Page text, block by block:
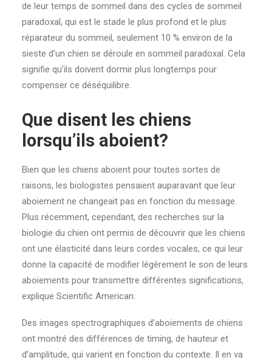
de leur temps de sommeil dans des cycles de sommeil
paradoxal, qui est le stade le plus profond et le plus
réparateur du sommeil, seulement 10 % environ de la
sieste d’un chien se déroule en sommeil paradoxal. Cela
signifie qu’ils doivent dormir plus longtemps pour
compenser ce déséquilibre.
Que disent les chiens
lorsqu’ils aboient?
Bien que les chiens aboient pour toutes sortes de
raisons, les biologistes pensaient auparavant que leur
aboiement ne changeait pas en fonction du message.
Plus récemment, cependant, des recherches sur la
biologie du chien ont permis de découvrir que les chiens
ont une élasticité dans leurs cordes vocales, ce qui leur
donne la capacité de modifier légèrement le son de leurs
aboiements pour transmettre différentes significations,
explique Scientific American.
Des images spectrographiques d’aboiements de chiens
ont montré des différences de timing, de hauteur et
d’amplitude, qui varient en fonction du contexte. Il en va